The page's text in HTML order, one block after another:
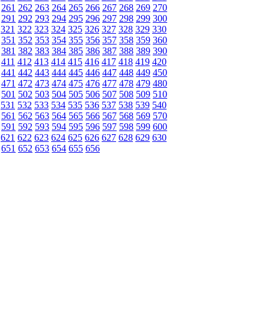
261 262 263 264 265 266 267 268 269 270
291 292 293 294 295 296 297 298 299 300
321 322 323 324 325 326 327 328 329 330
351 352 353 354 355 356 357 358 359 360
381 382 383 384 385 386 387 388 389 390
411 412 413 414 415 416 417 418 419 420
441 442 443 444 445 446 447 448 449 450
471 472 473 474 475 476 477 478 479 480
501 502 503 504 505 506 507 508 509 510
531 532 533 534 535 536 537 538 539 540
561 562 563 564 565 566 567 568 569 570
591 592 593 594 595 596 597 598 599 600
621 622 623 624 625 626 627 628 629 630
651 652 653 654 655 656